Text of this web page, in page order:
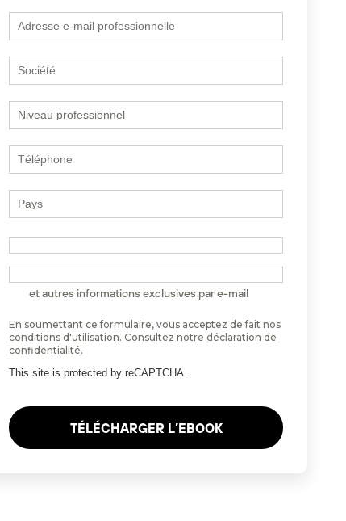
et autres informations exclusives par e-mail
En soumettant ce formulaire, vous acceptez de fait nos
conditions d'utilisation. Consultez notre déclaration de
confidentialité.
This site is protected by reCAPTCHA.
TÉLÉCHARGER L’EBOOK